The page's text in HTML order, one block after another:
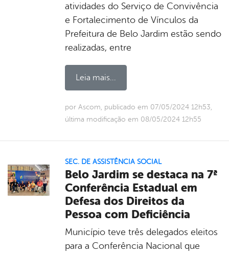
atividades do Serviço de Convivência
e Fortalecimento de Vínculos da
Prefeitura de Belo Jardim estão sendo
realizadas, entre
Leia mais...
por Ascom, publicado em 07/05/2024 12h53,
última modificação em 08/05/2024 12h55
SEC. DE ASSISTÊNCIA SOCIAL
Belo Jardim se destaca na 7ª
Conferência Estadual em
Defesa dos Direitos da
Pessoa com Deficiência
Município teve três delegados eleitos
para a Conferência Nacional que